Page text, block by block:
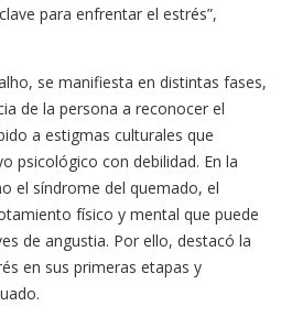
para enfrentar el estrés”,
se manifiesta en distintas fases,
de la persona a reconocer el
a estigmas culturales que
psicológico con debilidad. En la
el síndrome del quemado, el
físico y mental que puede
de angustia. Por ello, destacó la
en sus primeras etapas y